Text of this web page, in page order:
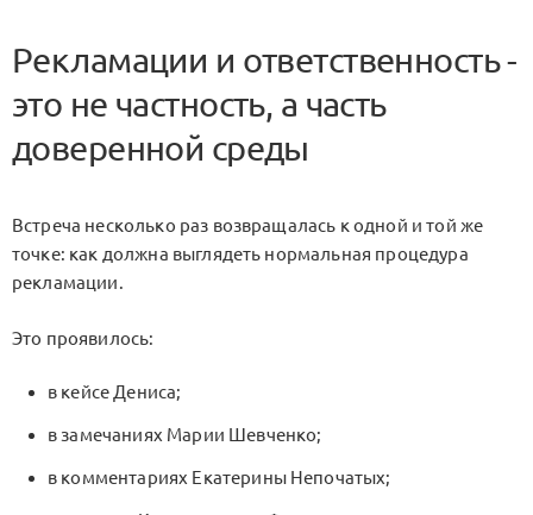
Рекламации и ответственность -
это не частность, а часть
доверенной среды
Встреча несколько раз возвращалась к одной и той же
точке: как должна выглядеть нормальная процедура
рекламации.
Это проявилось:
в кейсе Дениса;
в замечаниях Марии Шевченко;
в комментариях Екатерины Непочатых;